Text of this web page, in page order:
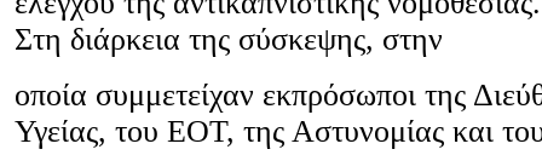
Στη διάρκεια της σύσκεψης, στην
οποία συμμετείχαν εκπρόσωποι της
Υγείας, του ΕΟΤ, της Αστυνομίας και